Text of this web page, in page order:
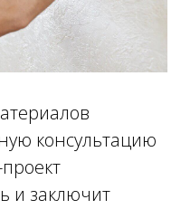
консультацию
и заключит